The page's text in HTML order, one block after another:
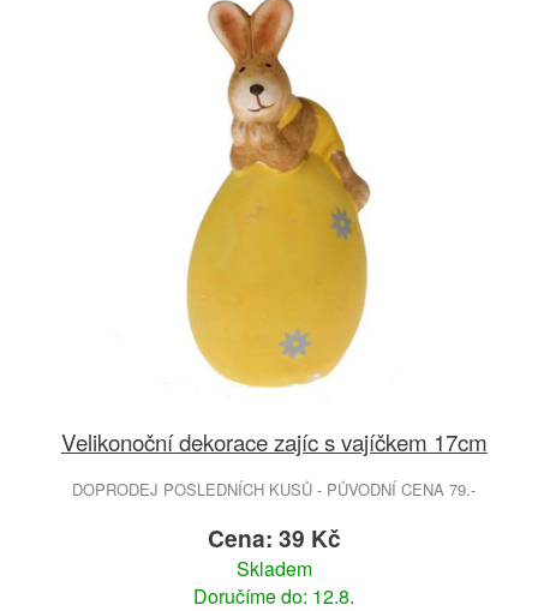
Velikonoční dekorace zajíc s vajíčkem 17cm
DOPRODEJ POSLEDNÍCH KUSŮ - PŮVODNÍ CENA 79.-
Cena: 39 Kč
Skladem
Doručíme do: 12.8.